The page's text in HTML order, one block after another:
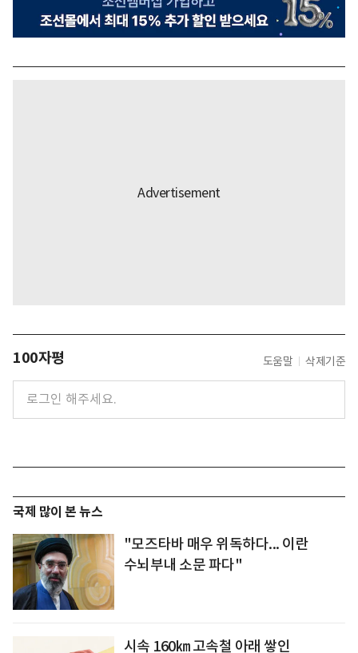
100자평 도움말 삭제기준
국제 많이 본 뉴스
"모즈타바 매우 위독하다... 이란
수뇌부내 소문 파다"
시속 160㎞ 고속철 아래 쌓인